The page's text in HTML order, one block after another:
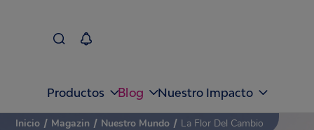
Productos Blog Nuestro Impacto
Inicio / Magazin / Nuestro Mundo / La Flor Del Cambio